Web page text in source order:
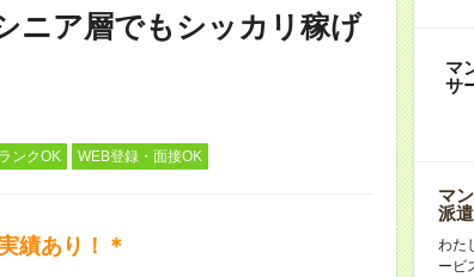
ニア層でもシッカリ稼げ
ンクOK WEB登録・面接OK
績あり！＊
マ
サ
マ
派
わた
ービ